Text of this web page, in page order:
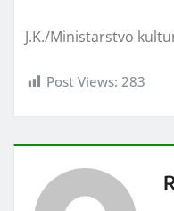
J.K./Ministarstvo
Post Views: 283